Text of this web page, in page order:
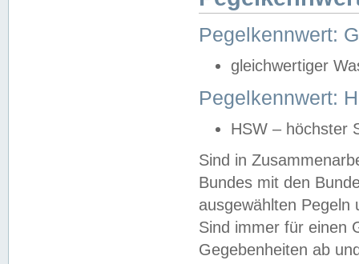
Pegelkennwert:
gleichwertiger
Pegelkennwert:
HSW – höchster
Sind in
Bundes mit den
ausgewählten
Sind immer für einen
Gegebenheiten ab